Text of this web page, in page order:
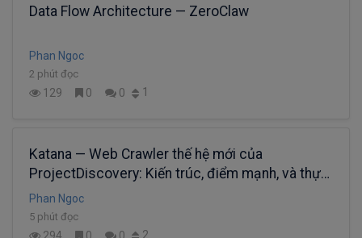
Data Flow Architecture — ZeroClaw
Phan Ngoc
2 phút đọc
129 0 0 1
Katana — Web Crawler thế hệ mới của
ProjectDiscovery: Kiến trúc, điểm mạnh, và thực
chiến
Phan Ngoc
5 phút đọc
2